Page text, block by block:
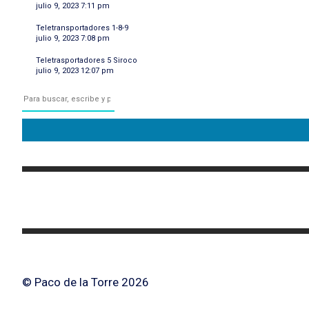
julio 9, 2023 7:11 pm
Teletransportadores 1-8-9
julio 9, 2023 7:08 pm
Teletrasportadores 5 Siroco
julio 9, 2023 12:07 pm
© Paco de la Torre 2026